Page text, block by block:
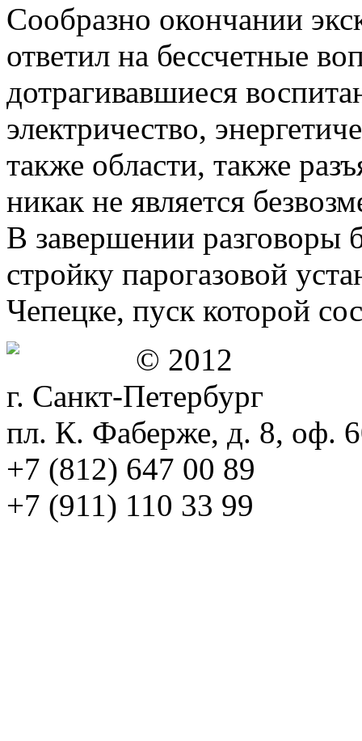
Сообразно окончании
ответил на бессчетные
дотрагивавшиеся
электричество,
также области, также
никак не является
В завершении разговоры
стройку парогазовой
Чепецке, пуск которой
© 2012
г. Санкт-Петербург
пл. К. Фаберже, д. 8, оф.
+7 (812) 647 00 89
+7 (911) 110 33 99